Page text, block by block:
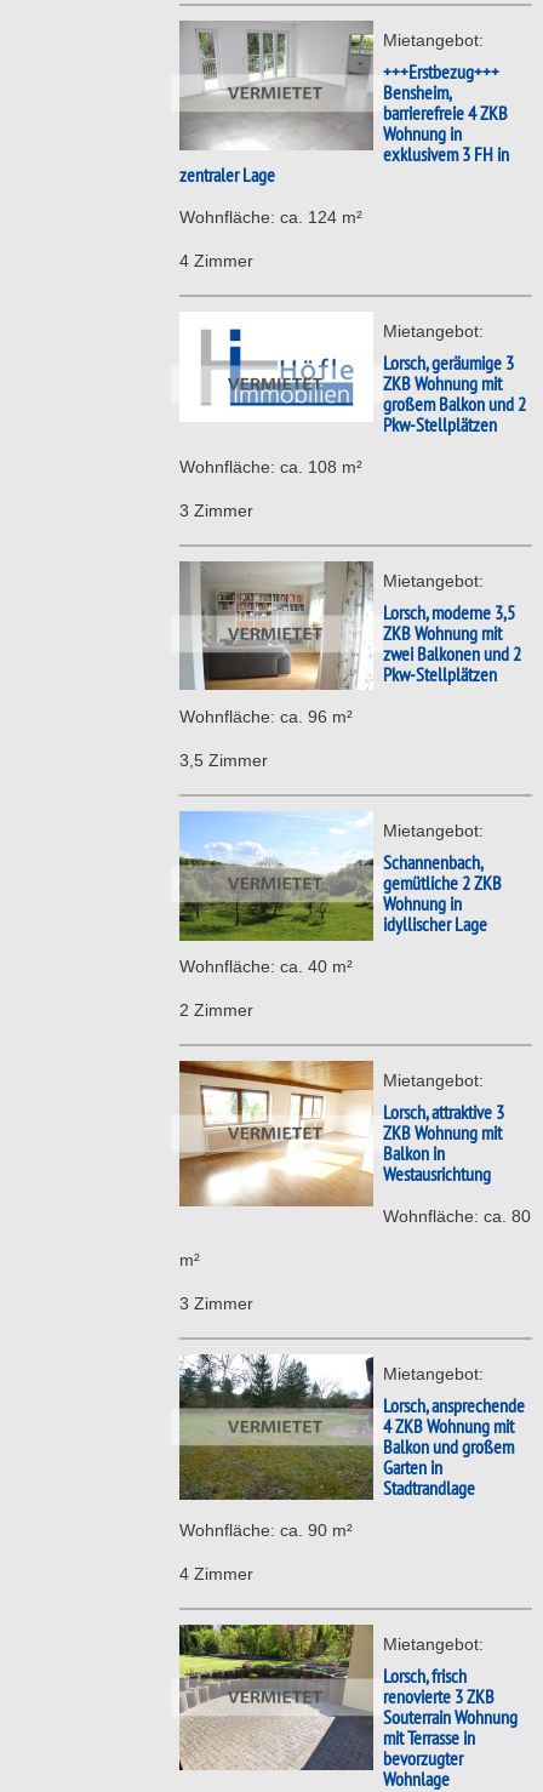
Mietangebot:
+++Erstbezug+++
Bensheim,
barrierefreie 4 ZKB
Wohnung in
exklusivem 3 FH in
zentraler Lage
Wohnfläche: ca. 124 m²
4 Zimmer
Mietangebot:
Lorsch, geräumige 3
ZKB Wohnung mit
großem Balkon und 2
Pkw-Stellplätzen
Wohnfläche: ca. 108 m²
3 Zimmer
Mietangebot:
Lorsch, moderne 3,5
ZKB Wohnung mit
zwei Balkonen und 2
Pkw-Stellplätzen
Wohnfläche: ca. 96 m²
3,5 Zimmer
Mietangebot:
Schannenbach,
gemütliche 2 ZKB
Wohnung in
idyllischer Lage
Wohnfläche: ca. 40 m²
2 Zimmer
Mietangebot:
Lorsch, attraktive 3
ZKB Wohnung mit
Balkon in
Westausrichtung
Wohnfläche: ca. 80
m²
3 Zimmer
Mietangebot:
Lorsch, ansprechende
4 ZKB Wohnung mit
Balkon und großem
Garten in
Stadtrandlage
Wohnfläche: ca. 90 m²
4 Zimmer
Mietangebot:
Lorsch, frisch
renovierte 3 ZKB
Souterrain Wohnung
mit Terrasse in
bevorzugter
Wohnlage